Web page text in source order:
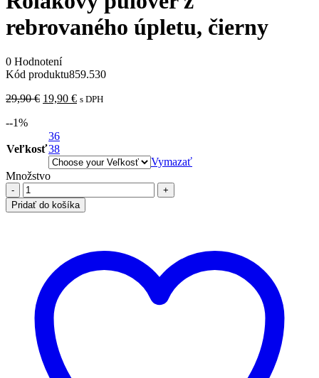
rebrovaného úpletu, čierny
0 Hodnotení
Kód produktu859.530
29,90€ 19,90 € s DPH
--1%
Veľkosť
36
38
Vymazať
Množstvo
Pridať do košíka